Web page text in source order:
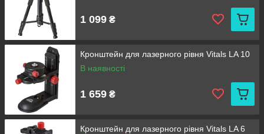
1 099 ₴
Кронштейн для лазерного рівня Vitals LA 10
В наявності
1 659 ₴
Кронштейн для лазерного рівня Vitals LA 6